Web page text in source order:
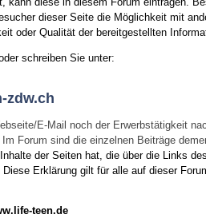
dieser Seite die Möglichkeit mit
oder Qualität der bereitgestellten
schreiben Sie unter:
zdw.ch
E-Mail noch der Erwerbstätigkeit
Forum sind die einzelnen Beiträge
der Seiten hat, die über die Links
Diese Erklärung gilt für alle auf dieser
teen.de